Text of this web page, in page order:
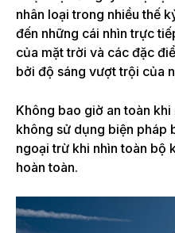
nhân loại trong nhiều thế
đến những cái nhìn trực
của mặt trời và các đặc
bởi độ sáng vượt trội của
Không bao giờ an toàn
không sử dụng biện
ngoại trừ khi nhìn toàn bộ
hoàn toàn.